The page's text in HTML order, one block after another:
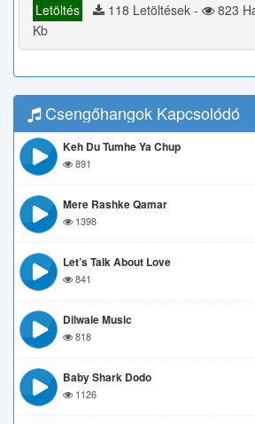
Letöltés 118 Letöltések - 823
Kb
Csengőhangok Kapcsolódó
Keh Du Tumhe Ya Chup
891
Mere Rashke Qamar
1398
Let’s Talk About Love
841
Dilwale Music
818
Baby Shark Dodo
1126